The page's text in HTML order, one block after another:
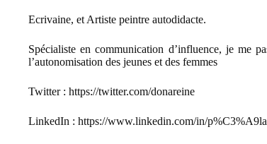
Ecrivaine, et Artiste peintre autodidacte.
Spécialiste en communication d’influence, je me
l’autonomisation des jeunes et des femmes
Twitter: https://twitter.com/donareine
LinkedIn : https://www.linkedin.com/in/